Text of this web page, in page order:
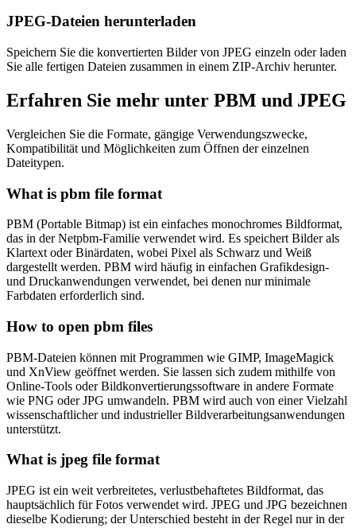
JPEG-Dateien herunterladen
Speichern Sie die konvertierten Bilder von JPEG einzeln oder laden
Sie alle fertigen Dateien zusammen in einem ZIP-Archiv herunter.
Erfahren Sie mehr unter PBM und JPEG
Vergleichen Sie die Formate, gängige Verwendungszwecke,
Kompatibilität und Möglichkeiten zum Öffnen der einzelnen
Dateitypen.
What is pbm file format
PBM (Portable Bitmap) ist ein einfaches monochromes Bildformat,
das in der Netpbm-Familie verwendet wird. Es speichert Bilder als
Klartext oder Binärdaten, wobei Pixel als Schwarz und Weiß
dargestellt werden. PBM wird häufig in einfachen Grafikdesign-
und Druckanwendungen verwendet, bei denen nur minimale
Farbdaten erforderlich sind.
How to open pbm files
PBM-Dateien können mit Programmen wie GIMP, ImageMagick
und XnView geöffnet werden. Sie lassen sich zudem mithilfe von
Online-Tools oder Bildkonvertierungssoftware in andere Formate
wie PNG oder JPG umwandeln. PBM wird auch von einer Vielzahl
wissenschaftlicher und industrieller Bildverarbeitungsanwendungen
unterstützt.
What is jpeg file format
JPEG ist ein weit verbreitetes, verlustbehaftetes Bildformat, das
hauptsächlich für Fotos verwendet wird. JPEG und JPG bezeichnen
dieselbe Kodierung; der Unterschied besteht in der Regel nur in der